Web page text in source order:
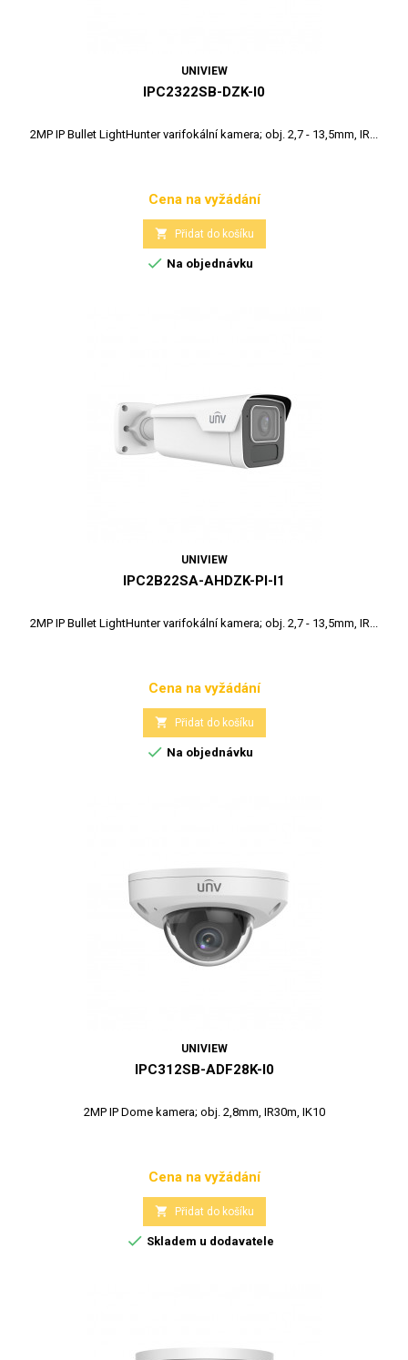
UNIVIEW
IPC2322SB-DZK-I0
2MP IP Bullet LightHunter varifokální kamera; obj. 2,7 - 13,5mm, IR...
Cena
Cena na vyžádání
 Přidat do košíku
 Na objednávku
UNIVIEW
IPC2B22SA-AHDZK-PI-I1
2MP IP Bullet LightHunter varifokální kamera; obj. 2,7 - 13,5mm, IR...
Cena
Cena na vyžádání
 Přidat do košíku
 Na objednávku
UNIVIEW
IPC312SB-ADF28K-I0
2MP IP Dome kamera; obj. 2,8mm, IR30m, IK10
Cena
Cena na vyžádání
 Přidat do košíku
 Skladem u dodavatele